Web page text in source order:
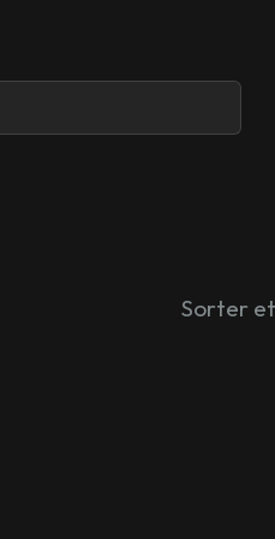
Sorter